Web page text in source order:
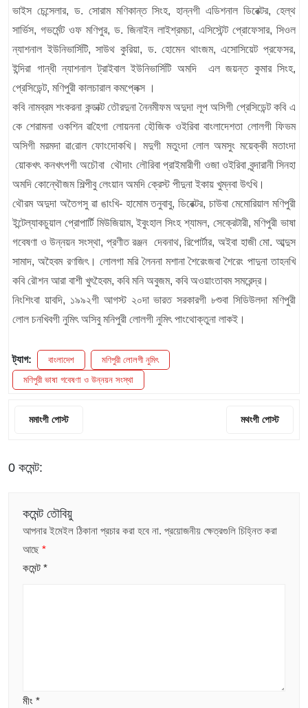
ভাইস চেন্সেলার, ড. সোরাম মণিকান্ত সিংহ, হান্নগী এডিশনাল ডিরেক্টর, হেল্থ
সার্ভিস, গভর্মেন্ট ওফ মণিপুর, ড. জিনাইন লাইশ্রমচা, এসিস্টেন্ট প্রোফেসার, সিওল
ন্যাশনাল ইউনিভার্সিটি, সাউথ কুরিয়া, ড. হোমেন থাংজম, এসোসিয়েট প্রফেসর,
ইন্দিরা গান্ধী ন্যাশনাল ট্রাইবাল ইউনিভার্সিটি অমদি এল জয়ন্ত কুমার সিংহ,
প্রেসিডেন্ট, মণিপুরী কালচারাল কমপ্লেক্স ।
কবি নামব্রম শংকরনা কন্ডাক্ট তৌরদুনা নৈনমীফম অদুদা লূপ অসিগী প্রেসিডেন্ট কবি এ
কে শেরামনা ওকশিনৱাহৈগা লোয়ননা হৌজিক ওইরিবা বাংলাদেশতা লোলগী ফিভম
অসিগী মরমদাৱারোল ফোংদোকখি। মদুগী মতুংদা লোল অমসুং ময়েক্কী মতাংদা
য়োকখৎ কনখৎপগী অচৌবা থৌদাং লৌরিবা প্রাইমারীগী ওজা ওইরিবা বৃন্দারানী সিনহা
অমদি কোন্থৌজম শিল্পীবু লেংয়ান অমদি ক্রেস্ট পীদুনা ইকায় খুম্নবা উৎখি।
থৌরম অদুদা অতৈগসুৱাঙাংখি- হামোম তনুবাবু, ডিরেক্টর, চাউবা মেমোরিয়াল মণিপুরী
ইন্টেল্যাকচুয়াল প্রোপার্টি মিউজিয়াম, ইবুংহাল সিংহ শ্যামল, সেক্রেটারী, মণিপুরী ভাষা
গবেষণা ও উন্নয়ন সংস্থা, প্রণীত রঞ্জন দেবনাথ, রিপোর্টার, অইবা হাজী মো. আব্দুস
সামাদ, অহৈবম রণজিৎ। লোলগা মরি লৈননা মশানা শৈরেংজবা শৈরেং পাদুনা তাহনখি
কবি রৌশন আরা বাশী খুৎহৈবম, কবি মনি অবুজম, কবি অওয়াংতাবম সমরেন্দ্র।
নিংশিংবা য়াবদি, ১৯৯২গী আগস্ট ২০দা ভারত সরকারগী ৮শুবা সিডিউলদা মণিপুরী
লোল চনখিবগী নুমিৎ অসিবু মনিপুরী লোলগী নুমিৎ পাংথোক্তুনা লাকই।
ট্যাগ: বাংলাদেশ
মণিপুরী লোলগী নুমিৎ
মণিপুরী ভাষা গবেষণা ও উন্নয়ন সংস্থা
মমাংগী পোস্ট মথংগী পোস্ট
0 কমেন্ট:
কমেন্ট তৌবিয়ু
আপনার ইমেইল ঠিকানা প্রচার করা হবে না. প্রয়োজনীয় ক্ষেত্রগুলি চিহ্নিত করা
আছে *
কমেন্ট *
মীং *